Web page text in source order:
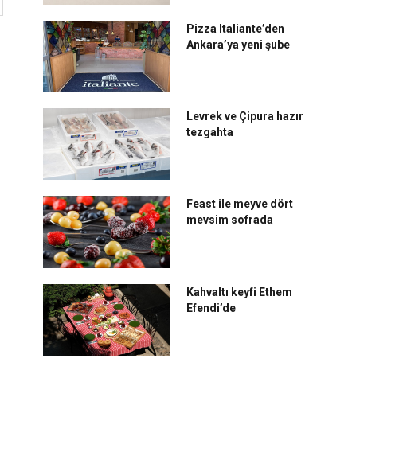
Pizza Italiante’den
Ankara’ya yeni şube
Levrek ve Çipura hazır
tezgahta
Feast ile meyve dört
mevsim sofrada
Kahvaltı keyfi Ethem
Efendi’de